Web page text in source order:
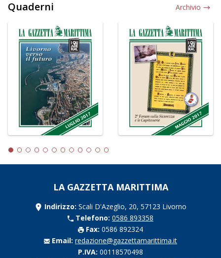
Quaderni Archivio
LA GAZZETTA MARITTIMA
Indirizzo: Scali D'Azeglio, 20, 57123 Livorno
Telefono: 0586 893358
Fax: 0586 892324
Email: redazione@gazzettamarittima.it
P.IVA: 00118570498